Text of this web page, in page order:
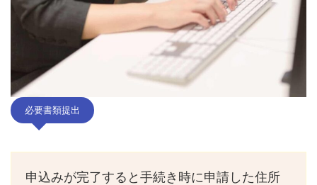
必要書類提出
申込みが完了すると手続き時に申請した住所